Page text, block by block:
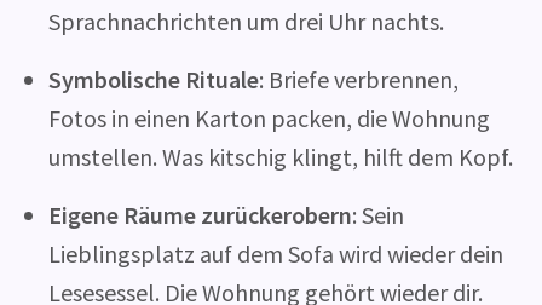
Sprachnachrichten um drei Uhr nachts.
Symbolische Rituale: Briefe verbrennen,
Fotos in einen Karton packen, die Wohnung
umstellen. Was kitschig klingt, hilft dem Kopf.
Eigene Räume zurückerobern: Sein
Lieblingsplatz auf dem Sofa wird wieder dein
Lesesessel. Die Wohnung gehört wieder dir.